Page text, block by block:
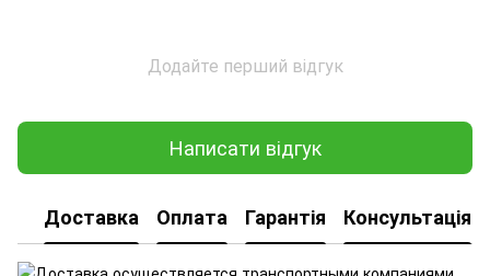
Додайте перший відгук
Написати відгук
Доставка Оплата Гарантія Консультація